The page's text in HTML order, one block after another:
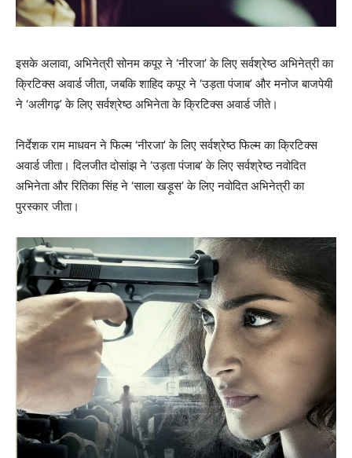
इसके अलावा, अभिनेत्री सोनम कपूर ने ‘नीरजा’ के लिए सर्वश्रेष्ठ अभिनेत्री का
क्रिटिक्स अवार्ड जीता, जबकि शाहिद कपूर ने ‘उड़ता पंजाब’ और मनोज बाजपेयी
ने ‘अलीगढ़’ के लिए सर्वश्रेष्ठ अभिनेता के क्रिटिक्स अवार्ड जीते।
निर्देशक राम माधवन ने फिल्म ‘नीरजा’ के लिए सर्वश्रेष्ठ फिल्म का क्रिटिक्स
अवार्ड जीता। दिलजीत दोसांझ ने ‘उड़ता पंजाब’ के लिए सर्वश्रेष्ठ नवोदित
अभिनेता और रितिका सिंह ने ‘साला खड़ूस’ के लिए नवोदित अभिनेत्री का
पुरस्कार जीता।